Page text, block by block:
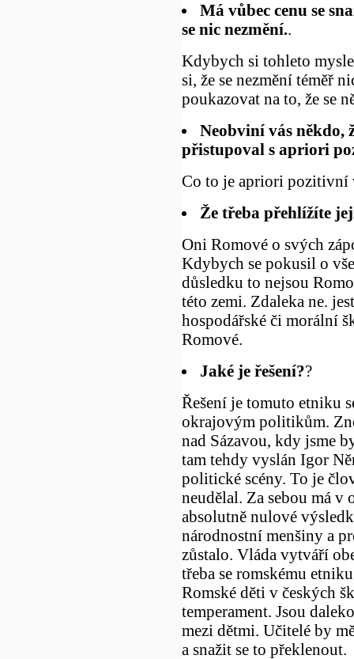
Má vůbec cenu se
se nic nezmění.
Kdybych si tohleto
si, že se nezmění téměř
poukazovat na to, že se
Neobviní vás někdo,
přistupoval s apriori
Co to je apriori pozitivní
Že třeba přehlížíte
Oni Romové o svých
Kdybych se pokusil o
důsledku to nejsou
této zemi. Zdaleka ne.
hospodářské či morální
Romové.
Jaké je řešení??
Řešení je tomuto etniku
okrajovým politikům.
nad Sázavou, kdy jsme
tam tehdy vyslán Igor
politické scény. To je
neudělal. Za sebou má v
absolutně nulové
národnostní menšiny a
zůstalo. Vláda vytváří
třeba se romskému
Romské děti v českých
temperament. Jsou
mezi dětmi. Učitelé by
a snažit se to překlenout.